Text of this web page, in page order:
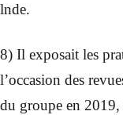
lnde.
8) Il exposait les
l’occasion des
du groupe en 2019,